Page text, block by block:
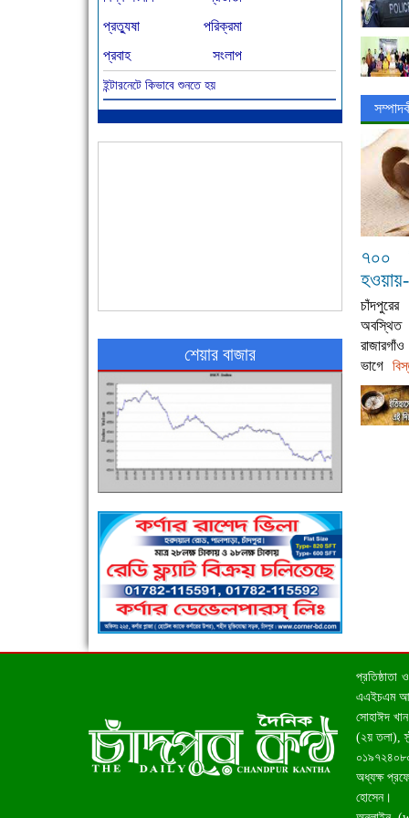
আজ বিশিষ্ট শিক্ষাবিদ এ.টি. আহমেদ হোসাইন রুশদীর
৪৬তম মৃত্যুবার্ষিকী
৪৮ দিনে সর্বোচ্চ মৃত্যু
এক সপ্তাহে শনাক্ত বেড়েছে ৫৫%, মৃত্যু ৪৬%
প্রত্যুষা
পরিক্রমা
প্রবাহ
সংলাপ
ইন্টারনেটে কিভাবে শুনতে হয়
শেয়ার বাজার
৭০০
হওয়ায়-
ভাগে
এএইচএম
সোহাঈদ
(২য় তলা),
অধ্যক্ষ
হোসেন।